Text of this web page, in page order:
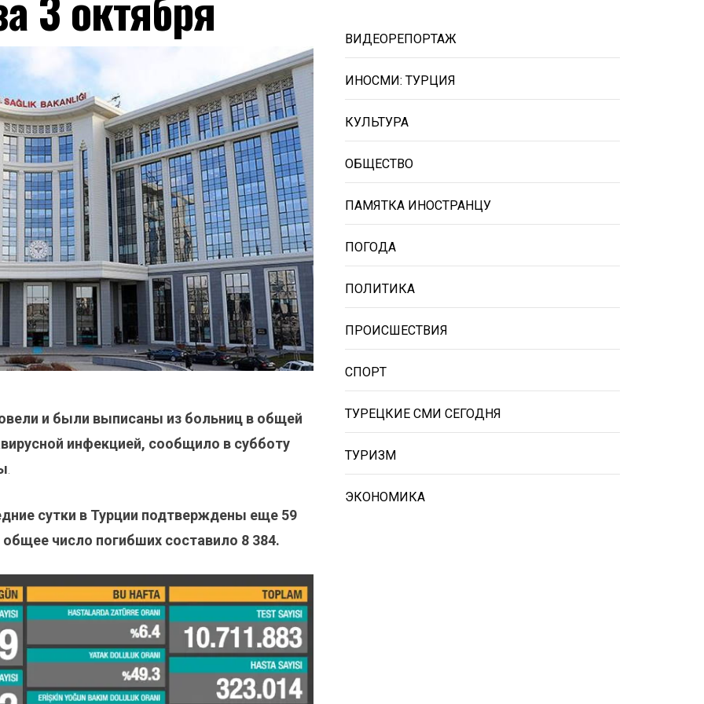
и были выписаны из больниц в общей
инфекцией, сообщило в субботу
сутки в Турции подтверждены еще 59
число погибших составило 8 384.
ВИДЕОРЕПОРТАЖ
ИНОСМИ: ТУРЦИЯ
КУЛЬТУРА
ОБЩЕСТВО
ПАМЯТКА ИНОСТРАНЦУ
ПОГОДА
ПОЛИТИКА
ПРОИСШЕСТВИЯ
СПОРТ
ТУРЕЦКИЕ СМИ СЕГОДНЯ
ТУРИЗМ
ЭКОНОМИКА